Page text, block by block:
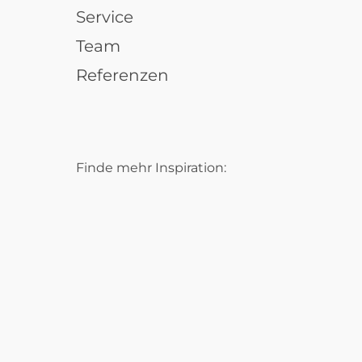
Service
Team
Referenzen
Finde mehr Inspiration: